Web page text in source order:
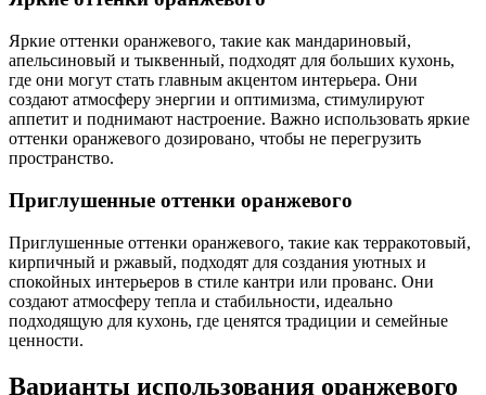
Яркие оттенки оранжевого, такие как мандариновый,
апельсиновый и тыквенный, подходят для больших кухонь,
где они могут стать главным акцентом интерьера. Они
создают атмосферу энергии и оптимизма, стимулируют
аппетит и поднимают настроение. Важно использовать яркие
оттенки оранжевого дозировано, чтобы не перегрузить
пространство.
Приглушенные оттенки оранжевого
Приглушенные оттенки оранжевого, такие как терракотовый,
кирпичный и ржавый, подходят для создания уютных и
спокойных интерьеров в стиле кантри или прованс. Они
создают атмосферу тепла и стабильности, идеально
подходящую для кухонь, где ценятся традиции и семейные
ценности.
Варианты использования оранжевого